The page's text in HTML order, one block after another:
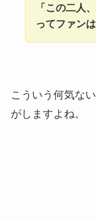
「この二人
ってファン
こういう何気な
がしますよね。